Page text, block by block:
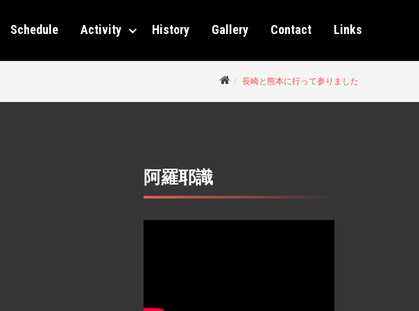
Schedule Activity History Gallery Contact Links
長崎と熊本に行って参りました
阿羅耶識